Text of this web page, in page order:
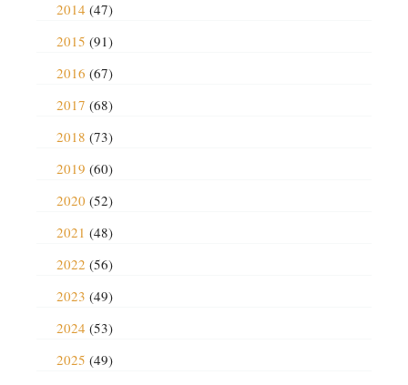
2014 (47)
2015 (91)
2016 (67)
2017 (68)
2018 (73)
2019 (60)
2020 (52)
2021 (48)
2022 (56)
2023 (49)
2024 (53)
2025 (49)